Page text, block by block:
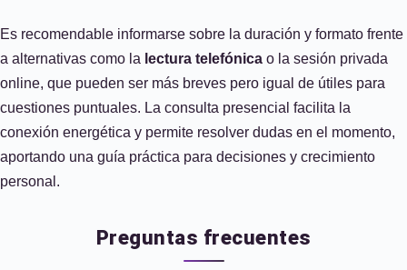
Es recomendable informarse sobre la duración y formato frente
a alternativas como la lectura telefónica o la sesión privada
online, que pueden ser más breves pero igual de útiles para
cuestiones puntuales. La consulta presencial facilita la
conexión energética y permite resolver dudas en el momento,
aportando una guía práctica para decisiones y crecimiento
personal.
Preguntas frecuentes